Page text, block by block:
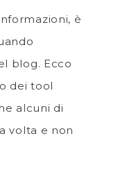
è
blog. Ecco
dei tool
alcuni di
volta e non